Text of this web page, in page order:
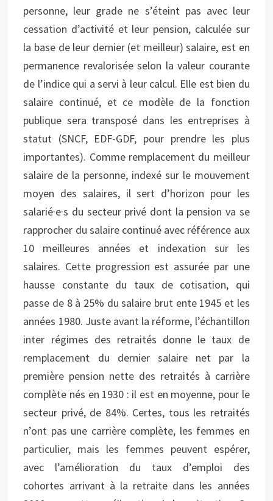
personne, leur grade ne s’éteint pas avec leur
cessation d’activité et leur pension, calculée sur
la base de leur dernier (et meilleur) salaire, est en
permanence revalorisée selon la valeur courante
de l’indice qui a servi à leur calcul. Elle est bien du
salaire continué, et ce modèle de la fonction
publique sera transposé dans les entreprises à
statut (SNCF, EDF-GDF, pour prendre les plus
importantes). Comme remplacement du meilleur
salaire de la personne, indexé sur le mouvement
moyen des salaires, il sert d’horizon pour les
salarié·e·s du secteur privé dont la pension va se
rapprocher du salaire continué avec référence aux
10 meilleures années et indexation sur les
salaires. Cette progression est assurée par une
hausse constante du taux de cotisation, qui
passe de 8 à 25% du salaire brut ente 1945 et les
années 1980. Juste avant la réforme, l’échantillon
inter régimes des retraités donne le taux de
remplacement du dernier salaire net par la
première pension nette des retraités à carrière
complète nés en 1930 : il est en moyenne, pour le
secteur privé, de 84%. Certes, tous les retraités
n’ont pas une carrière complète, les femmes en
particulier, mais les femmes peuvent espérer,
avec l’amélioration du taux d’emploi des
cohortes arrivant à la retraite dans les années